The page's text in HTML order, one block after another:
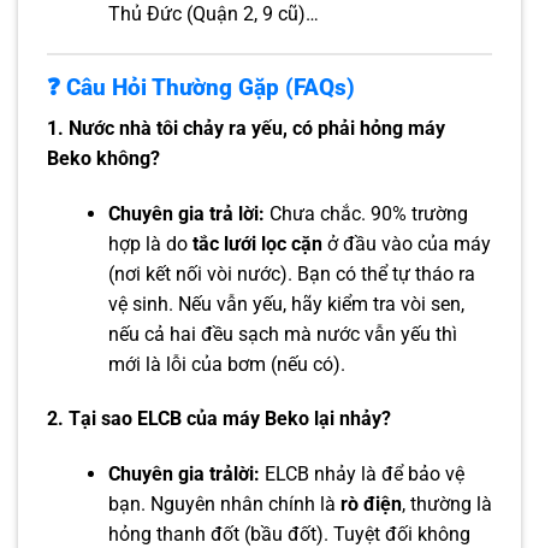
Thủ Đức (Quận 2, 9 cũ)…
❓ Câu Hỏi Thường Gặp (FAQs)
1. Nước nhà tôi chảy ra yếu, có phải hỏng máy
Beko không?
Chuyên gia trả lời: Chưa chắc. 90% trường
hợp là do tắc lưới lọc cặnở đầu vào của máy
(nơi kết nối vòi nước). Bạn có thể tự tháo ra
vệ sinh. Nếu vẫn yếu, hãy kiểm tra vòi sen,
nếu cả hai đều sạch mà nước vẫn yếu thì
mới là lỗi của bơm (nếu có).
2. Tại sao ELCB của máy Beko lại nhảy?
Chuyên gia trảlời: ELCB nhảy là để bảo vệ
bạn. Nguyên nhân chính là rò điện, thường là
hỏng thanh đốt (bầu đốt). Tuyệt đối không